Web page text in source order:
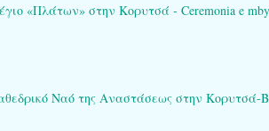
«Πλάτων» στην Κορυτσά - Ceremonia e
Ναό της Αναστάσεως στην Κορυτσά-